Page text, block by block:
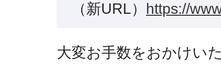
（新URL） https://
大変お手数をおかけい